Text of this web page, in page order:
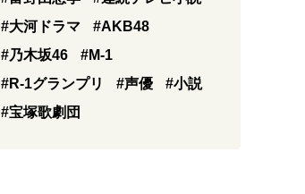
#大河ドラマ
#AKB48
#乃木坂46
#M-1
#R-1グランプリ
#声優
#小説
#宝塚歌劇団